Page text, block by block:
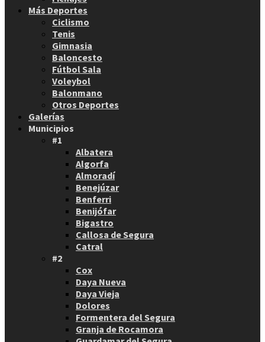
Más Deportes
Ciclismo
Tenis
Gimnasia
Baloncesto
Fútbol Sala
Voleybol
Balonmano
Otros Deportes
Galerías
Municipios
#1
Albatera
Algorfa
Almoradí
Benejúzar
Benferri
Benijófar
Bigastro
Callosa de Segura
Catral
#2
Cox
Daya Nueva
Daya Vieja
Dolores
Formentera del Segura
Granja de Rocamora